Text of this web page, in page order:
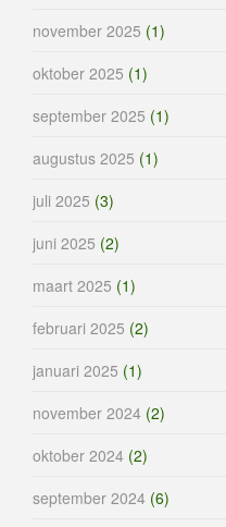
november 2025 (1)
oktober 2025 (1)
september 2025 (1)
augustus 2025 (1)
juli 2025 (3)
juni 2025 (2)
maart 2025 (1)
februari 2025 (2)
januari 2025 (1)
november 2024 (2)
oktober 2024 (2)
september 2024 (6)